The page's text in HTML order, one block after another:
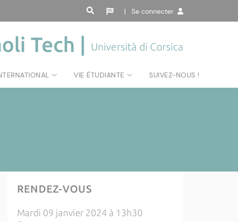
| Se connecter
Tech | Università di Corsica
VIE ÉTUDIANTE SUIVEZ-NOUS !
RENDEZ-VOUS
Mardi 09 janvier 2024 à 13h30